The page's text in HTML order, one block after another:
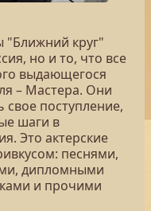
"Ближний круг"
но и то, что все
выдающегося
– Мастера. Они
поступление,
шаги в
Это актерские
песнями,
дипломными
и прочими